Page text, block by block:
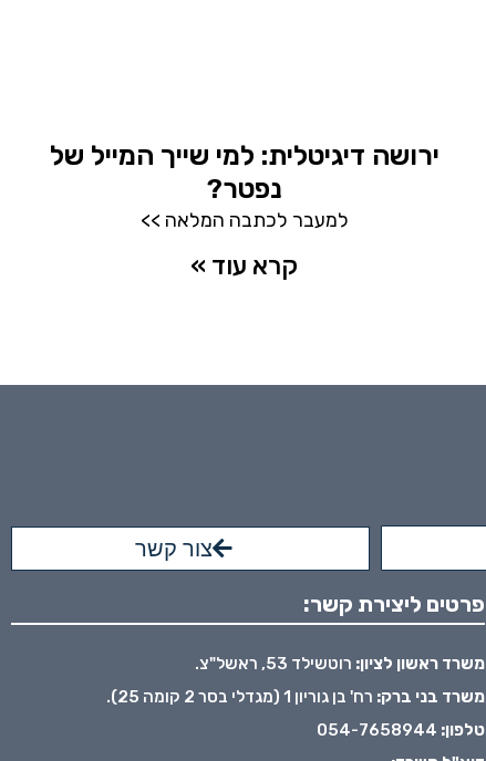
ירושה דיגיטלית: למי שייך המייל של
נפטר?
למעבר לכתבה המלאה >>
קרא עוד »
צור קשר
פרטים ליצירת קשר:
משרד ראשון לציון: רוטשילד 53, ראשל"צ.
משרד בני ברק: רח' בן גוריון 1 (מגדלי בסר 2 קומה 25).
טלפון: 054-7658944